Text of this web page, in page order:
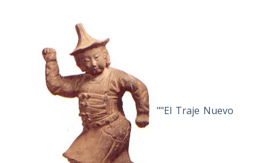
""El Traje Nuevo